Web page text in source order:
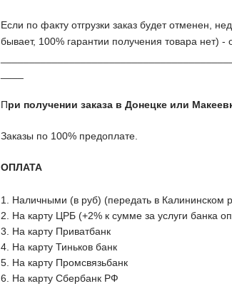
Если по факту отгрузки заказ будет отменен,
бывает, 100% гарантии получения товара нет)
При получении заказа в Донецке или
Заказы по 100% предоплате.
ОПЛАТА
1. Наличными (в руб) (передать в Калининском
2. На карту ЦРБ (+2% к сумме за услуги банка
3. На карту Приватбанк
4. На карту Тиньков банк
5. На карту Промсвязьбанк
6. На карту Сбербанк РФ